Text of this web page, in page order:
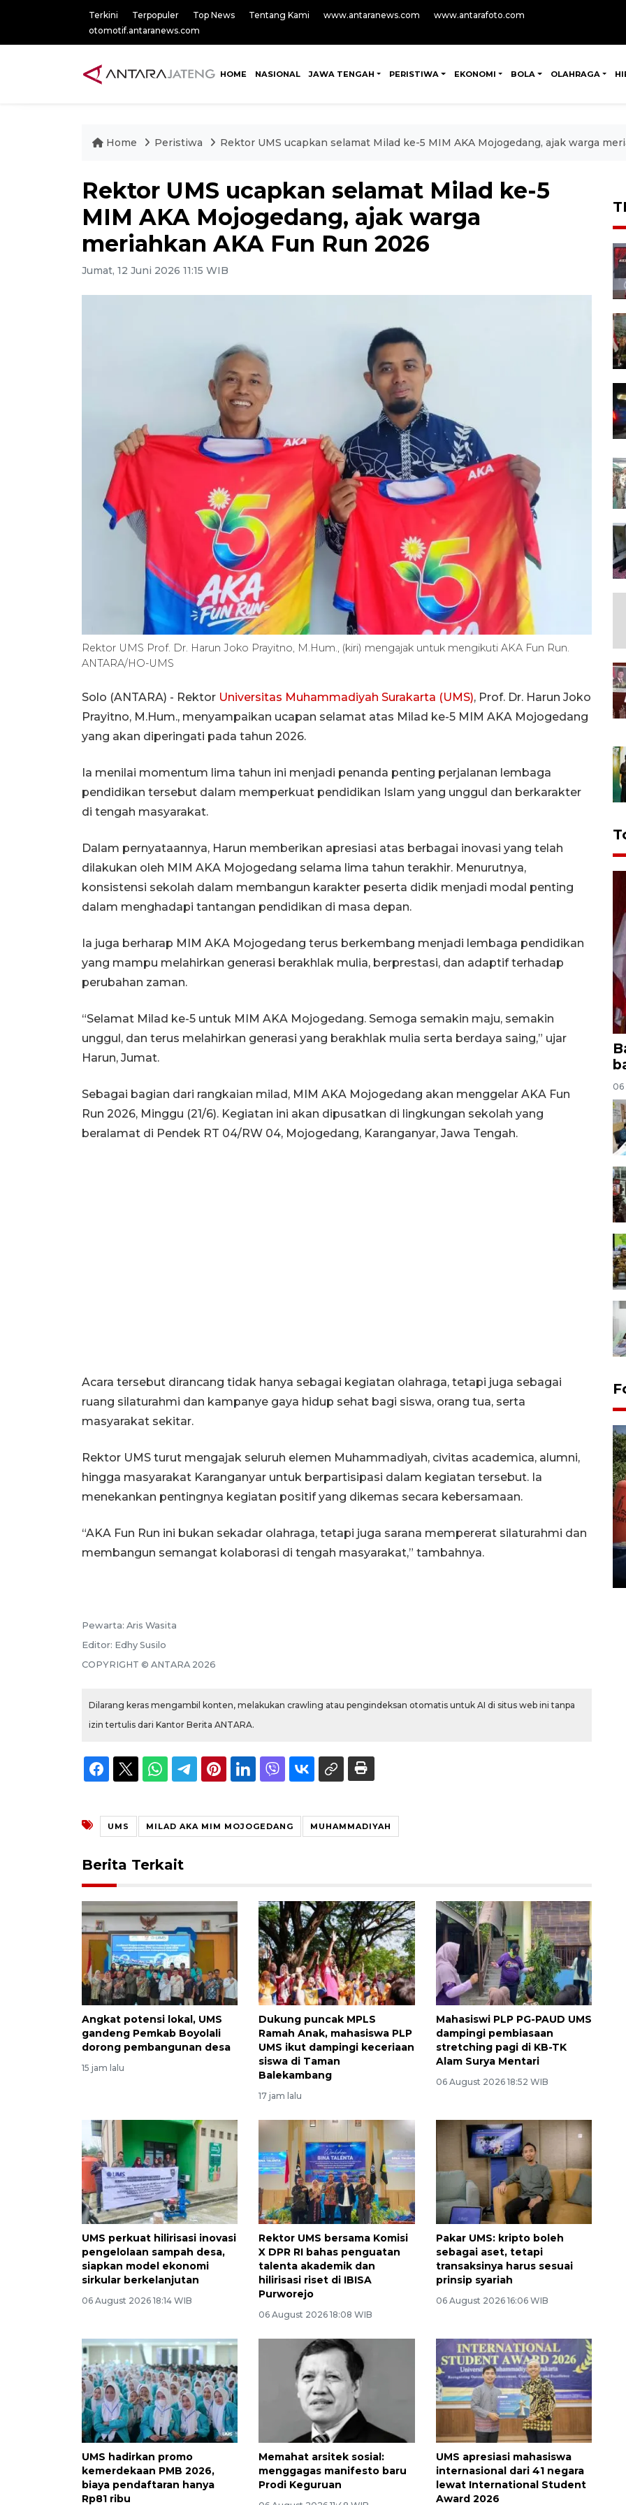
Terkini Terpopuler Top News Tentang Kami www.antaranews.com
www.antarafoto.com
otomotif.antaranews.com
HOME NASIONAL JAWA TENGAH PERISTIWA EKONOMI BOLA OLAHRAGA
Home Peristiwa Rektor UMS ucapkan selamat Milad ke-5 MIM AKA Mojogedang, ajak warga
Rektor UMS ucapkan selamat Milad ke-5
MIM AKA Mojogedang, ajak warga
meriahkan AKA Fun Run 2026
Jumat, 12 Juni 2026 11:15 WIB
Rektor UMS Prof. Dr. Harun Joko Prayitno, M.Hum., (kiri) mengajak untuk mengikuti AKA Fun Run.
ANTARA/HO-UMS
Solo (ANTARA) - Rektor Universitas Muhammadiyah Surakarta (UMS), Prof. Dr. Harun Joko
Prayitno, M.Hum., menyampaikan ucapan selamat atas Milad ke-5 MIM AKA Mojogedang
yang akan diperingati pada tahun 2026.
Ia menilai momentum lima tahun ini menjadi penanda penting perjalanan lembaga
pendidikan tersebut dalam memperkuat pendidikan Islam yang unggul dan berkarakter
di tengah masyarakat.
Dalam pernyataannya, Harun memberikan apresiasi atas berbagai inovasi yang telah
dilakukan oleh MIM AKA Mojogedang selama lima tahun terakhir. Menurutnya,
konsistensi sekolah dalam membangun karakter peserta didik menjadi modal penting
dalam menghadapi tantangan pendidikan di masa depan.
Ia juga berharap MIM AKA Mojogedang terus berkembang menjadi lembaga pendidikan
yang mampu melahirkan generasi berakhlak mulia, berprestasi, dan adaptif terhadap
perubahan zaman.
“Selamat Milad ke-5 untuk MIM AKA Mojogedang. Semoga semakin maju, semakin
unggul, dan terus melahirkan generasi yang berakhlak mulia serta berdaya saing,” ujar
Harun, Jumat.
Sebagai bagian dari rangkaian milad, MIM AKA Mojogedang akan menggelar AKA Fun
Run 2026, Minggu (21/6). Kegiatan ini akan dipusatkan di lingkungan sekolah yang
beralamat di Pendek RT 04/RW 04, Mojogedang, Karanganyar, Jawa Tengah.
Acara tersebut dirancang tidak hanya sebagai kegiatan olahraga, tetapi juga sebagai
ruang silaturahmi dan kampanye gaya hidup sehat bagi siswa, orang tua, serta
masyarakat sekitar.
Rektor UMS turut mengajak seluruh elemen Muhammadiyah, civitas academica, alumni,
hingga masyarakat Karanganyar untuk berpartisipasi dalam kegiatan tersebut. Ia
menekankan pentingnya kegiatan positif yang dikemas secara kebersamaan.
“AKA Fun Run ini bukan sekadar olahraga, tetapi juga sarana mempererat silaturahmi dan
membangun semangat kolaborasi di tengah masyarakat,” tambahnya.
Pewarta: Aris Wasita
Editor: Edhy Susilo
COPYRIGHT © ANTARA 2026
Dilarang keras mengambil konten, melakukan crawling atau pengindeksan otomatis untuk AI di situs web ini tanpa
izin tertulis dari Kantor Berita ANTARA.
UMS MILAD AKA MIM MOJOGEDANG MUHAMMADIYAH
Berita Terkait
Angkat potensi lokal, UMS
gandeng Pemkab Boyolali
dorong pembangunan desa
15 jam lalu
Dukung puncak MPLS
Ramah Anak, mahasiswa PLP
UMS ikut dampingi keceriaan
siswa di Taman
Balekambang
17 jam lalu
Mahasiswi PLP PG-PAUD UMS
dampingi pembiasaan
stretching pagi di KB-TK
Alam Surya Mentari
06 August 2026 18:52 WIB
UMS perkuat hilirisasi inovasi
pengelolaan sampah desa,
siapkan model ekonomi
sirkular berkelanjutan
06 August 2026 18:14 WIB
Rektor UMS bersama Komisi
X DPR RI bahas penguatan
talenta akademik dan
hilirisasi riset di IBISA
Purworejo
06 August 2026 18:08 WIB
Pakar UMS: kripto boleh
sebagai aset, tetapi
transaksinya harus sesuai
prinsip syariah
06 August 2026 16:06 WIB
UMS hadirkan promo
kemerdekaan PMB 2026,
biaya pendaftaran hanya
Rp81 ribu
Memahat arsitek sosial:
menggagas manifesto baru
Prodi Keguruan
UMS apresiasi mahasiswa
internasional dari 41 negara
lewat International Student
Award 2026
06
Waduk Delingan Karanganyar
menyusut